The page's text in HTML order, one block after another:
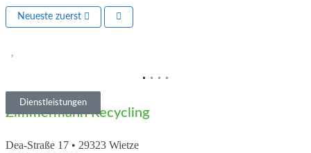
Neueste zuerst
Dienstleistungen
Zimmermann Recycling
Dea-Straße 17 • 29323 Wietze